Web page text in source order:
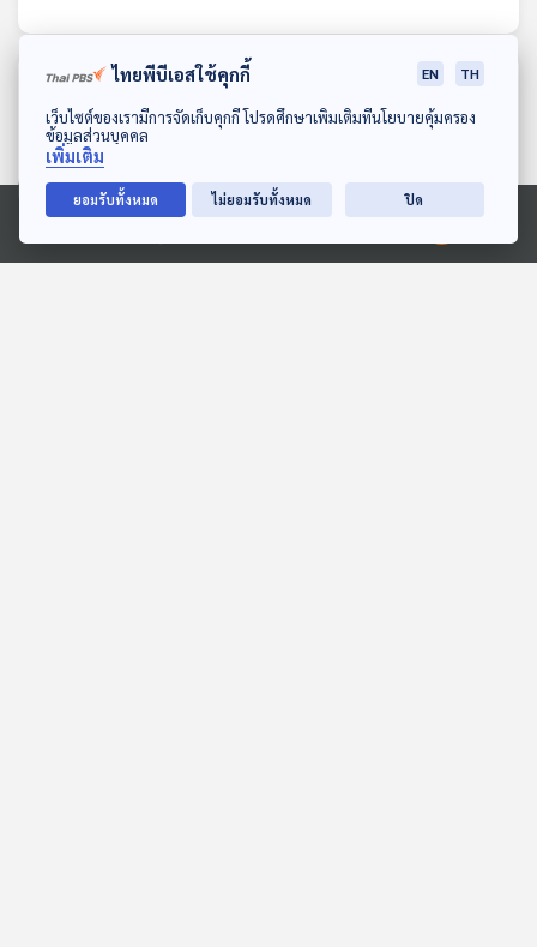
ดาวน์โหลด Thai PBS Podcast Application
Ⓒ 2020 องค์การกระจายเสียงและแพร่ภาพสาธารณะแห่งประเทศไทย
ตอนที่เกี่ยวข้องไทยพีบีเอสใช้คุกกี้ EN TH
เว็บไซต์ของเรามีการจัดเก็บคุกกี้ โปรดศึกษาเพิ่มเติมที่นโยบายคุ้มครอง
ข้อมูลส่วนบุคคล
เพิ่มเติม
ยอมรับทั้งหมด ไม่ยอมรับทั้งหมด ปิด